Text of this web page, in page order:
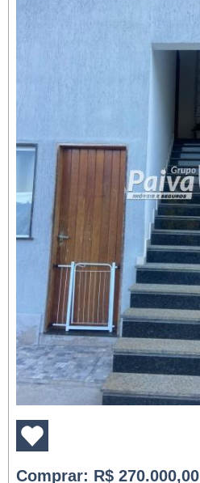
Comprar: R$ 270.000,00